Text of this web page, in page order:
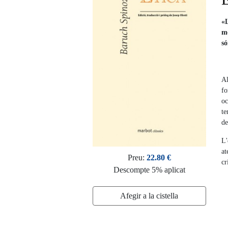
Preu: 22.80 €
Descompte 5% aplicat
Afegir a la cistella